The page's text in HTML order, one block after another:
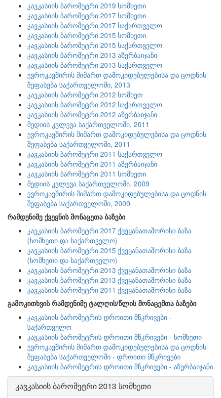
კავკასიის ბარომეტრი 2019 სომხეთი
კავკასიის ბარომეტრი 2017 სომხეთი
კავკასიის ბარომეტრი 2017 საქართველო
კავკასიის ბარომეტრი 2015 სომხეთი
კავკასიის ბარომეტრი 2015 საქართველო
კავკასიის ბარომეტრი 2013 აზერბაიჯანი
კავკასიის ბარომეტრი 2013 საქართველო
ევროკავშირის მიმართ დამოკიდებულებისა და ცოდნის
შეფასება საქართველოში, 2013
კავკასიის ბარომეტრი 2012 სომხეთ
კავკასიის ბარომეტრი 2012 საქართველო
კავკასიის ბარომეტრი 2012 აზერბაიჯანი
მედიის კვლევა საქართველოში, 2011
ევროკავშირის მიმართ დამოკიდებულებისა და ცოდნის
შეფასება საქართველოში, 2011
კავკასიის ბარომეტრი 2011 საქართველო
კავკასიის ბარომეტრი 2011 აზერბაიჯანი
კავკასიის ბარომეტრი 2011 სომხეთი
მედიის კვლევა საქართველოში, 2009
ევროკავშირის მიმართ დამოკიდებულებისა და ცოდნის
შეფასება საქართველოში, 2009
რამდენიმე ქვეყნის მონაცეთა ბაზები
კავკასიის ბარომეტრი 2017 ქვეყანათაშორისი ბაზა
(სომხეთი და საქართველო)
კავკასიის ბარომეტრი 2015 ქვეყანათაშორისი ბაზა
(სომხეთი და საქართველო)
კავკასიის ბარომეტრი 2013 ქვეყანათაშორისი ბაზა
კავკასიის ბარომეტრი 2013 ქვეყანათაშორისი ბაზა
კავკასიის ბარომეტრი 2011 ქვეყანათაშორისი ბაზა
გამოკითხვის რამდენიმე ტალღის/წლის მონაცემთა ბაზები
კავკასიის ბარომეტრის დროითი მწკრივები -
საქართველო
კავკასიის ბარომეტრის დროითი მწკრივები - სომხეთი
ევროკავშირის მიმართ დამოკიდებულებისა და ცოდნის
შეფასება საქართველოში - დროითი მწკრივები
კავკასიის ბარომეტრის დროითი მწკრივები - აზერბაიჯანი
კავკასიის ბარომეტრი 2013 სომხეთი